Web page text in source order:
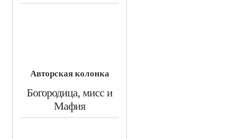
Авторская колонка
​Богородица, мисс и
Мафия